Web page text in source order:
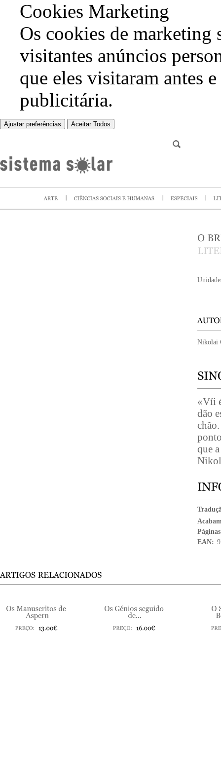
Cookies Marketing
Os cookies de marketing
visitantes anúncios
que eles visitaram antes
publicitária.
Ajustar preferências Aceitar Todos
Nikolai
«Víi
dão
que
EAN: